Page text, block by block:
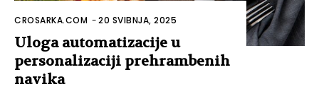
CROSARKA.COM -20 SVIBNJA, 2025
Uloga automatizacije u
personalizaciji prehrambenih
navika